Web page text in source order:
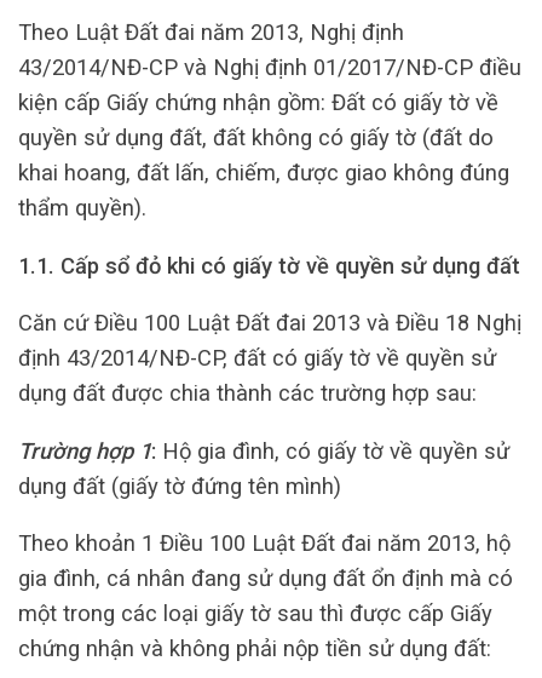
Theo Luật Đất đai năm 2013, Nghị định
43/2014/NĐ-CP và Nghị định 01/2017/NĐ-CP điều
kiện cấp Giấy chứng nhận gồm: Đất có giấy tờ về
quyền sử dụng đất, đất không có giấy tờ (đất do
khai hoang, đất lấn, chiếm, được giao không đúng
thẩm quyền).
1.1. Cấp sổ đỏ khi có giấy tờ về quyền sử dụng đất
Căn cứ Điều 100 Luật Đất đai 2013 và Điều 18 Nghị
định 43/2014/NĐ-CP, đất có giấy tờ về quyền sử
dụng đất được chia thành các trường hợp sau:
Trường hợp 1: Hộ gia đình, có giấy tờ về quyền sử
dụng đất (giấy tờ đứng tên mình)
Theo khoản 1 Điều 100 Luật Đất đai năm 2013, hộ
gia đình, cá nhân đang sử dụng đất ổn định mà có
một trong các loại giấy tờ sau thì được cấp Giấy
chứng nhận và không phải nộp tiền sử dụng đất: